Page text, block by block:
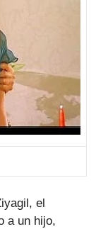
el
a un hijo,